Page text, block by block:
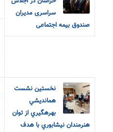
سراسری مدیران
صندوق بیمه اجتماعی
نخستين نشست
همانديشي
بهرهگيري از توان
هنرمندان نيشابوري با هدف